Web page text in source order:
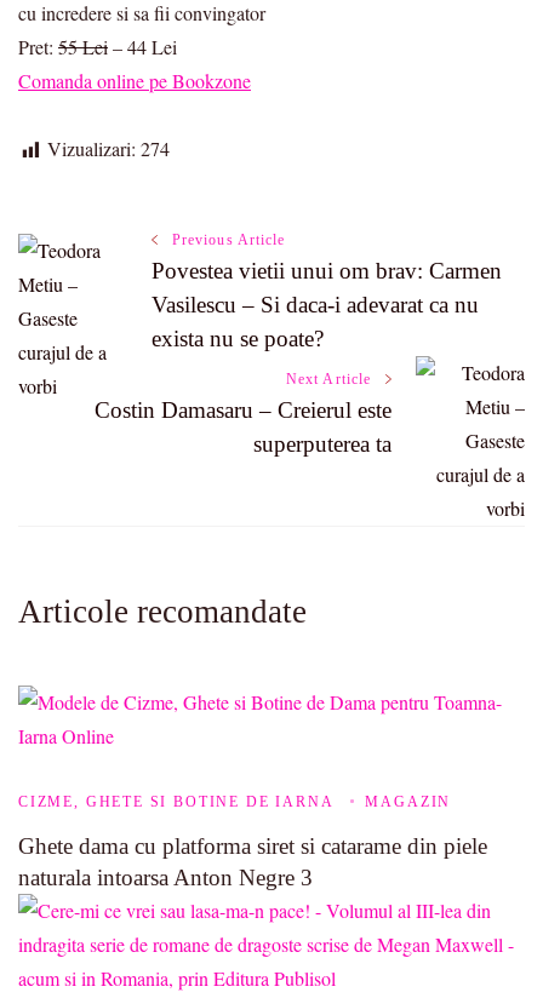
cu incredere si sa fii convingator
Pret: 55 Lei– 44 Lei
Comanda online pe Bookzone
Vizualizari: 274
Post
Navigation
Previous Article
Povestea vietii unui om brav: Carmen
Vasilescu – Si daca-i adevarat ca nu
exista nu se poate?
Next Article
Costin Damasaru – Creierul este
superputerea ta
Articole recomandate
CIZME, GHETE SI BOTINE DE IARNA MAGAZIN
Ghete dama cu platforma siret si catarame din piele
naturala intoarsa Anton Negre 3